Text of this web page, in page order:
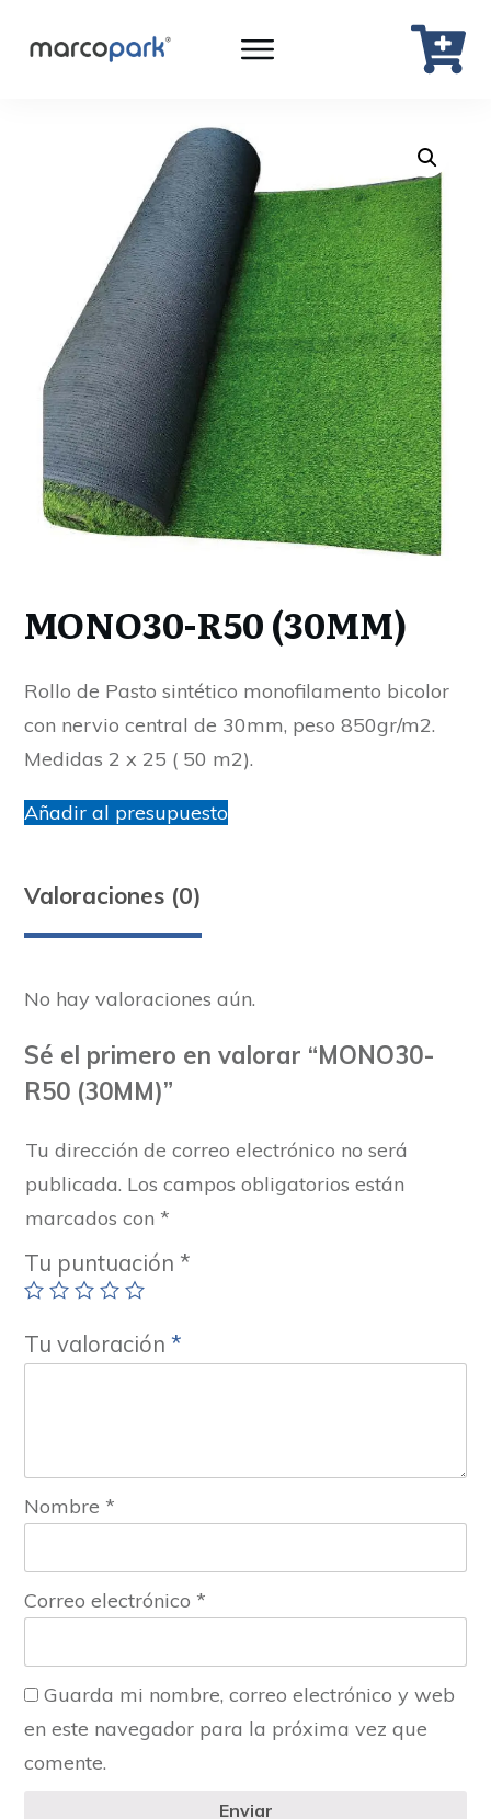
MONO30-R50 (30MM)
Rollo de Pasto sintético monofilamento bicolor
con nervio central de 30mm, peso 850gr/m2.
Medidas 2 x 25 ( 50 m2).
Añadir al presupuesto
Valoraciones (0)
No hay valoraciones aún.
Sé el primero en valorar “MONO30-
R50 (30MM)”
Tu dirección de correo electrónico no será
publicada. Los campos obligatorios están
marcados con *
Tu puntuación *
Tu valoración *
Nombre *
Correo electrónico *
Guarda mi nombre, correo electrónico y web
en este navegador para la próxima vez que
comente.
Enviar